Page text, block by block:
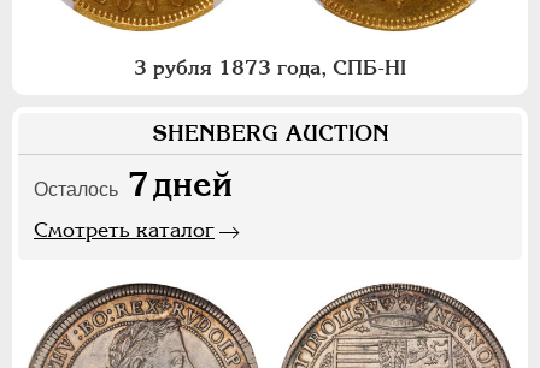
3 рубля 1873 года, СПБ-НI
SHENBERG AUCTION
Осталось 7дней
Смотреть каталог